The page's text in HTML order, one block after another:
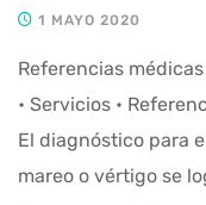
1 MAYO 2020
Referencias
• Servicios •
El diagnóstico para
mareo o vértigo se